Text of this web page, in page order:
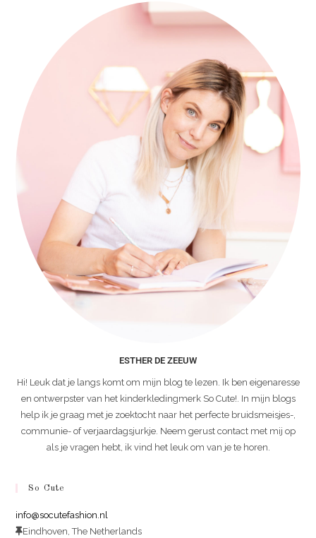
ESTHER DE ZEEUW
Hi! Leuk dat je langs komt om mijn blog te lezen. Ik ben eigenaresse
en ontwerpster van het kinderkledingmerk So Cute!. In mijn blogs
help ik je graag met je zoektocht naar het perfecte bruidsmeisjes-,
communie- of verjaardagsjurkje. Neem gerust contact met mij op
als je vragen hebt, ik vind het leuk om van je te horen.
So Cute
info@socutefashion.nl
Eindhoven, The Netherlands